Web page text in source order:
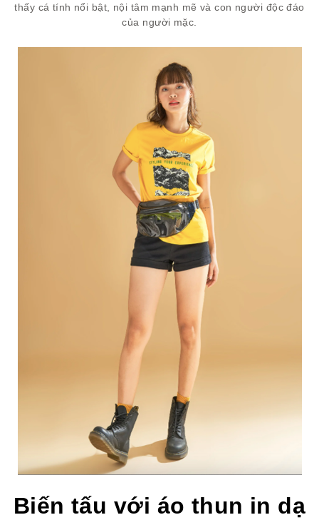
thấy cá tính nổi bật, nội tâm mạnh mẽ và con người độc đáo
của người mặc.
Biến tấu với áo thun in dạ